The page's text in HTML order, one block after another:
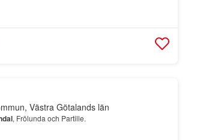
Västra Götalands län
, Frölunda och Partille.